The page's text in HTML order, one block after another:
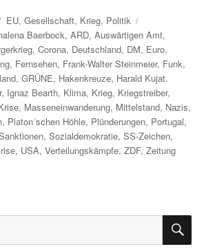
Kategorien
EU,Gesellschaft, Krieg, Politik
Baerbock,ARD,Auswärtigen Amt,
,Corona, Deutschland, DM, Euro,
, Fernsehen, Frank-Walter Steinmeier, Funk,
,GRÜNE, Hakenkreuze, Harald Kujat.
, Ignaz Bearth, Klima, Krieg, Kriegstreiber,
, Masseneinwanderung, Mittelstand, Nazis,
, Platon´schen Höhle, Plünderungen, Portugal,
,Sozialdemokratie,SS-Zeichen,
, USA,Verteilungskämpfe,ZDF,Zeitung